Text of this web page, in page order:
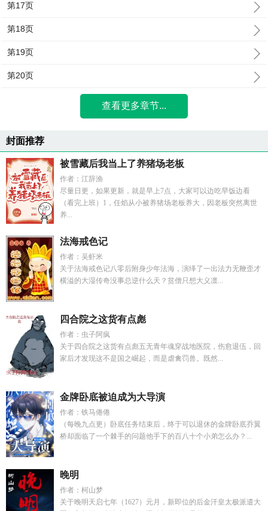
第17页
第18页
第19页
第20页
查看更多章节...
封面推荐
被雪藏后我当上了养猪场老板
作者：江辞渔
尽量日更，如果更新，就是早上7点，大家可以边吃早饭边看
（看完上班）1，任焰从小被养猪场老板养大，因老板突然离世
养...
法海戒色记
作者：吴虾米
关于法海戒色记八零后附身少年法海，演绎了一出法力无鞭歪才
横溢的大湿传奇没事总逆什么天？贫僧只想大义凛...
四合院之这货有点彪
作者：虫子阿疯
关于四合院之这货有点彪五无青年魂穿战地医院，伤愈退伍，回
家后才发现这不是国之崛起，而是虐禽罚兽。既然...
金牌卧底被迫成为大导演
作者：铁马倦倦
（每晚九点更）卧底任务结束后，终于可以退休的金牌卧底乔翼
桥却面临了一个棘手的问题他手下的百八十个小弟怎么办？...
晚明
作者：柯山梦
关于晚明天启七年（1627）元月，新即位的后金汗皇太极派遣大